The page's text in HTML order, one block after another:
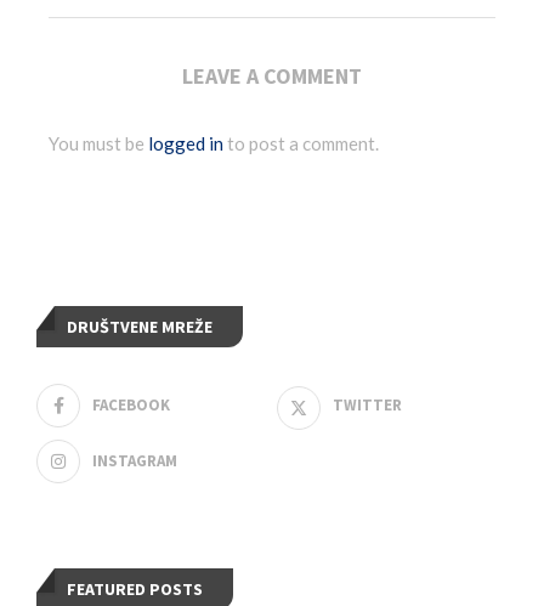
LEAVE A COMMENT
You must be logged into post a comment.
DRUŠTVENE MREŽE
FACEBOOK TWITTER
INSTAGRAM
FEATURED POSTS